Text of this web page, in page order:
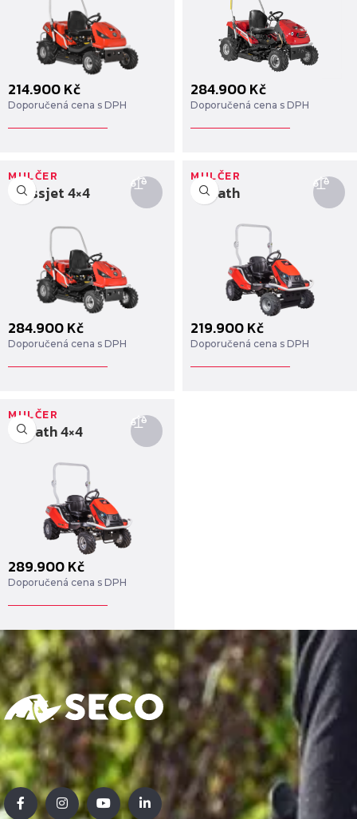
214.900Kč
Doporučená cena s DPH
284.900Kč
Doporučená cena s DPH
Crossjet 4×4
MULČER
284.900Kč
Doporučená cena s DPH
Goliath
MULČER
219.900Kč
Doporučená cena s DPH
Goliath 4×4
MULČER
289.900Kč
Doporučená cena s DPH